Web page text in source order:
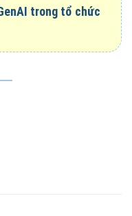
trong tổ chức